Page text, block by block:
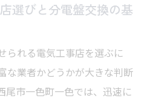
選びと分電盤交換の基
られる電気工事店を選ぶに
な業者かどうかが大きな判断
尾市一色町一色では、迅速に